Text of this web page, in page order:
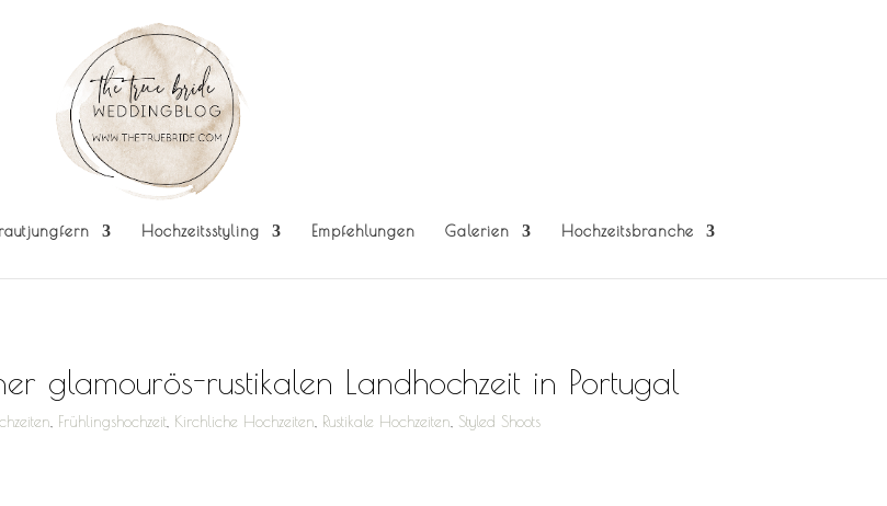
Hochzeitsstyling Empfehlungen Galerien Hochzeitsbranche
glamourös-rustikalen Landhochzeit in Portugal
Frühlingshochzeit Kirchliche Hochzeiten Rustikale Hochzeiten Styled Shoots